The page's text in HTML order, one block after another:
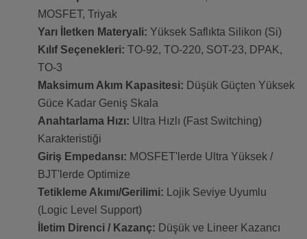
MOSFET, Triyak
Yarı İletken Materyali: Yüksek Saflıkta Silikon (Si)
Kılıf Seçenekleri: TO-92, TO-220, SOT-23, DPAK,
TO-3
Maksimum Akım Kapasitesi: Düşük Güçten Yüksek
Güce Kadar Geniş Skala
Anahtarlama Hızı: Ultra Hızlı (Fast Switching)
Karakteristiği
Giriş Empedansı: MOSFET'lerde Ultra Yüksek /
BJT'lerde Optimize
Tetikleme Akımı/Gerilimi: Lojik Seviye Uyumlu
(Logic Level Support)
İletim Direnci / Kazanç: Düşük ve Lineer Kazancı